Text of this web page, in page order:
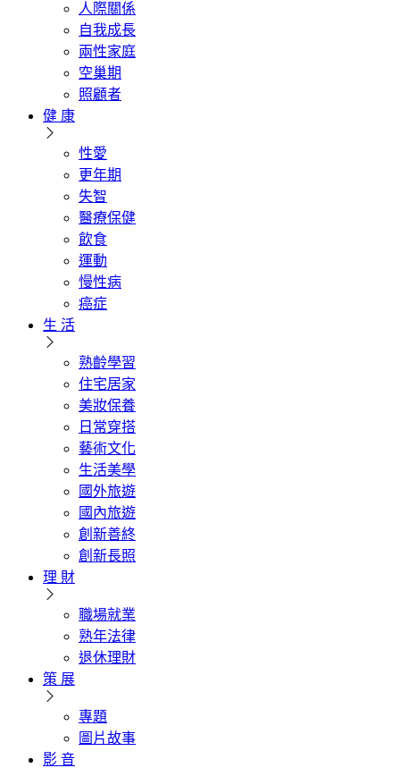
人際關係
自我成長
兩性家庭
空巢期
照顧者
健 康
性愛
更年期
失智
醫療保健
飲食
運動
慢性病
癌症
生 活
熟齡學習
住宅居家
美妝保養
日常穿搭
藝術文化
生活美學
國外旅遊
國內旅遊
創新善終
創新長照
理 財
職場就業
熟年法律
退休理財
策 展
專題
圖片故事
影 音